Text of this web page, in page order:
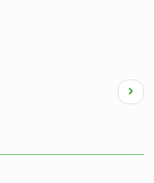
Next
page